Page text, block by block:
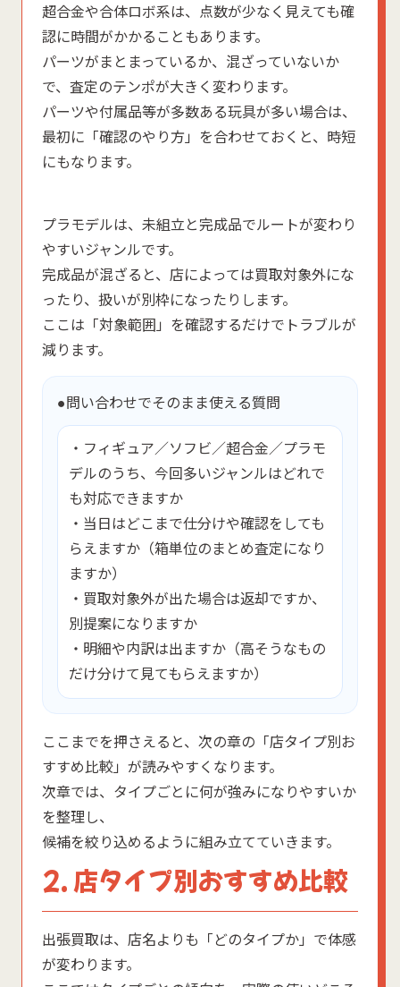
超合金や合体ロボ系は、点数が少なく見えても確
認に時間がかかることもあります。
パーツがまとまっているか、混ざっていないか
で、査定のテンポが大きく変わります。
パーツや付属品等が多数ある玩具が多い場合は、
最初に「確認のやり方」を合わせておくと、時短
にもなります。
プラモデルは、未組立と完成品でルートが変わり
やすいジャンルです。
完成品が混ざると、店によっては買取対象外にな
ったり、扱いが別枠になったりします。
ここは「対象範囲」を確認するだけでトラブルが
減ります。
●問い合わせでそのまま使える質問
・フィギュア／ソフビ／超合金／プラモ
デルのうち、今回多いジャンルはどれで
も対応できますか
・当日はどこまで仕分けや確認をしても
らえますか（箱単位のまとめ査定になり
ますか）
・買取対象外が出た場合は返却ですか、
別提案になりますか
・明細や内訳は出ますか（高そうなもの
だけ分けて見てもらえますか）
ここまでを押さえると、次の章の「店タイプ別お
すすめ比較」が読みやすくなります。
次章では、タイプごとに何が強みになりやすいか
を整理し、
候補を絞り込めるように組み立てていきます。
2. 店タイプ別おすすめ比較
出張買取は、店名よりも「どのタイプか」で体感
が変わります。